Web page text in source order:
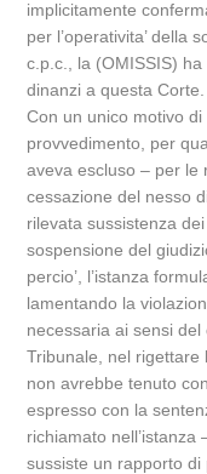
implicitamente
per l’operativita’ della
c.p.c., la (OMISSIS)
dinanzi a questa Corte.
Con un unico motivo
provvedimento, per
aveva escluso – per le
cessazione del nesso
rilevata sussistenza
sospensione del
percio’, l’istanza
lamentando la
necessaria ai sensi
Tribunale, nel rigettare
non avrebbe tenuto
espresso con la
richiamato
sussiste un rapporto di